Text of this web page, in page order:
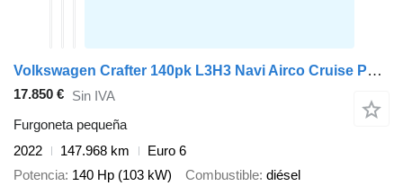
Volkswagen Crafter 140pk L3H3 Navi Airco Cruise Parkeersensoren v+a Euro6 L
17.850 € Sin IVA
Furgoneta pequeña
2022
147.968 km
Euro 6
Potencia 140 Hp (103 kW) Combustible diésel